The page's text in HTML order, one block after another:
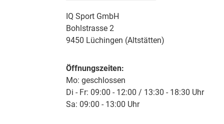
IQ Sport GmbH
Bohlstrasse 2
9450 Lüchingen (Altstätten)
Öffnungszeiten:
Mo: geschlossen
Di - Fr: 09:00 - 12:00 / 13:30 - 18:30 Uhr
Sa: 09:00 - 13:00 Uhr